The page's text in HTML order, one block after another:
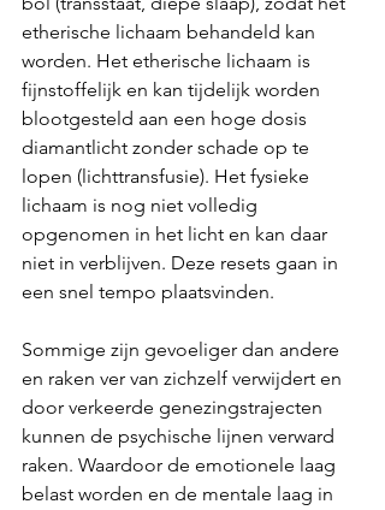
etherische lichaam behandeld kan
worden. Het etherische lichaam is
fijnstoffelijk en kan tijdelijk worden
blootgesteld aan een hoge dosis
diamantlicht zonder schade op te
lopen (lichttransfusie). Het fysieke
lichaam is nog niet volledig
opgenomen in het licht en kan daar
niet in verblijven. Deze resets gaan in
een snel tempo plaatsvinden.
Sommige zijn gevoeliger dan andere
en raken ver van zichzelf verwijdert en
door verkeerde genezingstrajecten
kunnen de psychische lijnen verward
raken. Waardoor de emotionele laag
belast worden en de mentale laag in